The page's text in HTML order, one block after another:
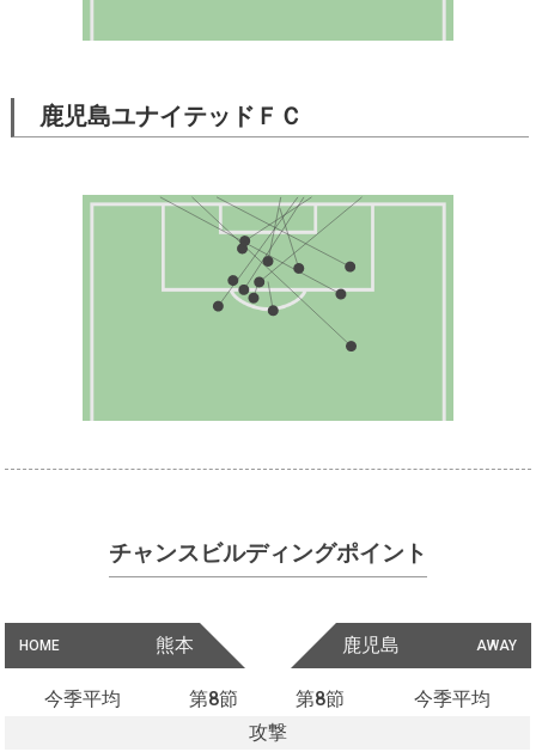
鹿児島ユナイテッドＦＣ
チャンスビルディングポイント
HOME 熊本 AWAY
鹿児島
今季平均 第8節 第8節
今季平均
攻撃